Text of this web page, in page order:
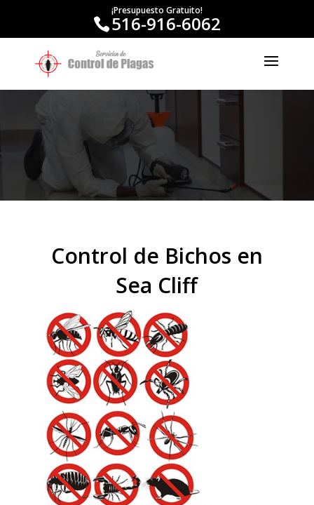
¡Presupuesto Gratuito!
516-916-6062
Control de Bichos en
Sea Cliff